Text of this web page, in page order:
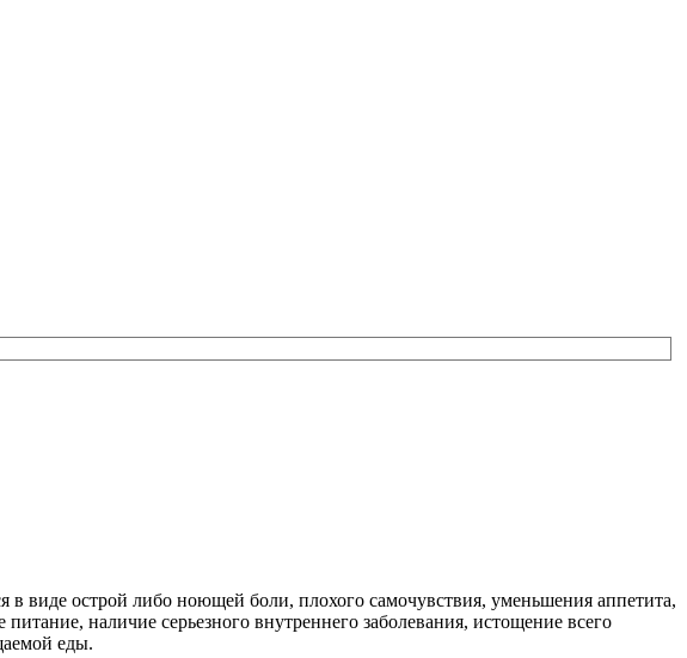
в виде острой либо ноющей боли, плохого самочувствия, уменьшения аппетита,
наличие серьезного внутреннего заболевания, истощение всего
еды.